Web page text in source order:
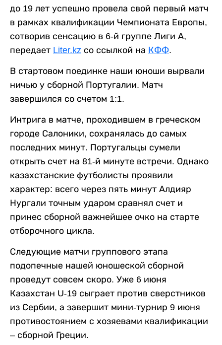
до 19 лет успешно провела свой первый матч
в рамках квалификации Чемпионата Европы,
сотворив сенсацию в 6-й группе Лиги А,
передает Liter.kz со ссылкой на КФФ.
В стартовом поединке наши юноши вырвали
ничью у сборной Португалии. Матч
завершился со счетом 1:1.
Интрига в матче, проходившем в греческом
городе Салоники, сохранялась до самых
последних минут. Португальцы сумели
открыть счет на 81-й минуте встречи. Однако
казахстанские футболисты проявили
характер: всего через пять минут Алдияр
Нургали точным ударом сравнял счет и
принес сборной важнейшее очко на старте
отборочного цикла.
Следующие матчи группового этапа
подопечные нашей юношеской сборной
проведут совсем скоро. Уже 6 июня
Казахстан U-19 сыграет против сверстников
из Сербии, а завершит мини-турнир 9 июня
противостоянием с хозяевами квалификации
– сборной Греции.